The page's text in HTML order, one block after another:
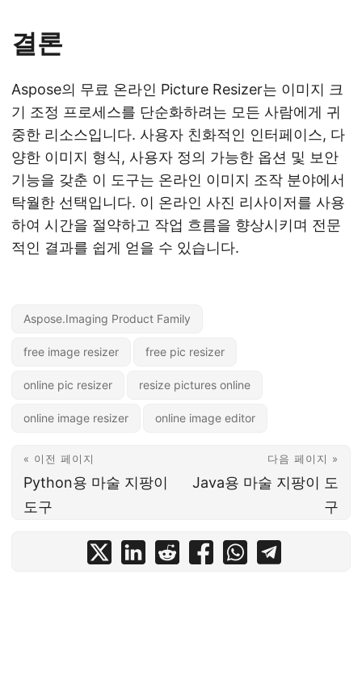
결론
Aspose의 무료 온라인 Picture Resizer는 이미지 크
기 조정 프로세스를 단순화하려는 모든 사람에게 귀
중한 리소스입니다. 사용자 친화적인 인터페이스, 다
양한 이미지 형식, 사용자 정의 가능한 옵션 및 보안
기능을 갖춘 이 도구는 온라인 이미지 조작 분야에서
탁월한 선택입니다. 이 온라인 사진 리사이저를 사용
하여 시간을 절약하고 작업 흐름을 향상시키며 전문
적인 결과를 쉽게 얻을 수 있습니다.
Aspose.Imaging Product Family
free image resizer free pic resizer
online pic resizer resize pictures online
online image resizer online image editor
« 이전 페이지
Python용 마술 지팡이
도구
다음 페이지 »
Java용 마술 지팡이 도
구